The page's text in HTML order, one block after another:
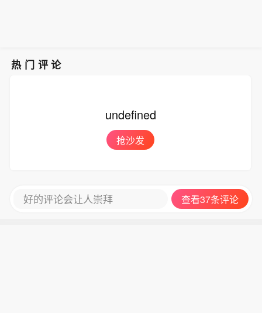
热门评论
undefined
抢沙发
好的评论会让人崇拜 查看37条评论